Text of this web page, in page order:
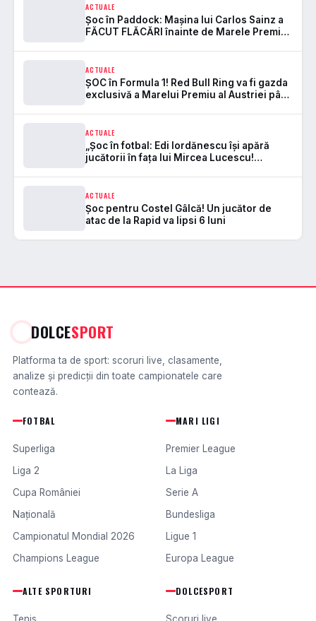
ACTUALE
Șoc în Paddock: Mașina lui Carlos Sainz a
FĂCUT FLĂCĂRI înainte de Marele Premiu
ACTUALE
ȘOC în Formula 1! Red Bull Ring va fi gazda
exclusivă a Marelui Premiu al Austriei până
ACTUALE
„Șoc în fotbal: Edi Iordănescu își apără
jucătorii în fața lui Mircea Lucescu!
ACTUALE
Șoc pentru Costel Gâlcă! Un jucător de
atac de la Rapid va lipsi 6 luni
DOLCESPORT
Platforma ta de sport: scoruri live, clasamente,
analize și predicții din toate campionatele care
contează.
FOTBAL
Superliga
Liga 2
Cupa României
Națională
Campionatul Mondial 2026
Champions League
MARI LIGI
Premier League
La Liga
Serie A
Bundesliga
Ligue 1
Europa League
ALTE SPORTURI DOLCESPORT